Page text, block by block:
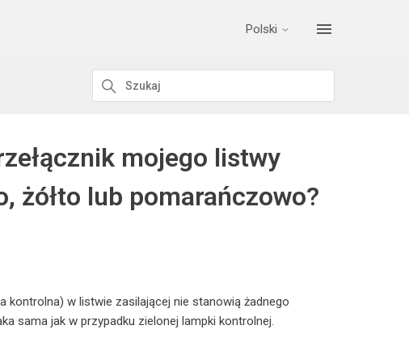
Polski
mojego listwy
żółto lub pomarańczowo?
kontrolna) w listwie zasilającej nie stanowią żadnego
sama jak w przypadku zielonej lampki kontrolnej.